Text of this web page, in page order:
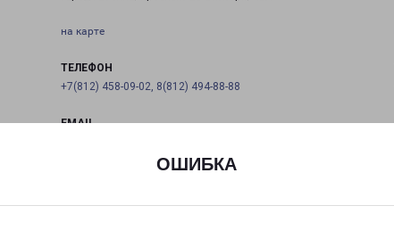
ОШИБКА
на карте
ТЕЛЕФОН
+7(812) 458-09-02, 8(812) 494-88-88
EMAIL